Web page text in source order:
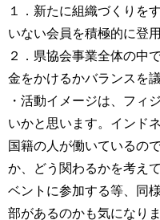
１．新たに組織づくりを
いない会員を積極的に登用
２．県協会事業全体の中
金をかけるかバランスを議
・活動イメージは、フィ
いかと思います。インド
国籍の人が働いているの
か、どう関わるかを考え
ベントに参加する等、同
部があるのかも気になりま